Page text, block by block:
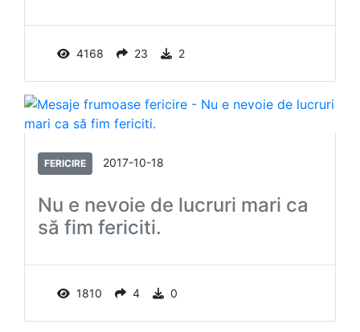
4168 23 2
FERICIRE 2017-10-18
Nu e nevoie de lucruri mari ca
să fim fericiti.
1810 4 0